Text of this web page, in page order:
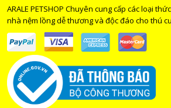
ARALE PETSHOP Chuyên cung cấp các loại
nhà nệm lồng dễ thương và độc đáo cho thú